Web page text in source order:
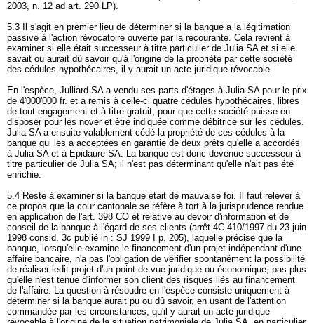
2003, n. 12 ad art. 290 LP).
5.3 Il s'agit en premier lieu de déterminer si la banque a la légitimation
passive à l'action révocatoire ouverte par la recourante. Cela revient à
examiner si elle était successeur à titre particulier de Julia SA et si elle
savait ou aurait dû savoir qu'à l'origine de la propriété par cette société
des cédules hypothécaires, il y aurait un acte juridique révocable.
En l'espèce, Julliard SA a vendu ses parts d'étages à Julia SA pour le prix
de 4'000'000 fr. et a remis à celle-ci quatre cédules hypothécaires, libres
de tout engagement et à titre gratuit, pour que cette société puisse en
disposer pour les nover et être indiquée comme débitrice sur les cédules.
Julia SA a ensuite valablement cédé la propriété de ces cédules à la
banque qui les a acceptées en garantie de deux prêts qu'elle a accordés
à Julia SA et à Epidaure SA. La banque est donc devenue successeur à
titre particulier de Julia SA; il n'est pas déterminant qu'elle n'ait pas été
enrichie.
5.4 Reste à examiner si la banque était de mauvaise foi. Il faut relever à
ce propos que la cour cantonale se réfère à tort à la jurisprudence rendue
en application de l'art. 398 CO et relative au devoir d'information et de
conseil de la banque à l'égard de ses clients (arrêt 4C.410/1997 du 23 juin
1998 consid. 3c publié in : SJ 1999 I p. 205), laquelle précise que la
banque, lorsqu'elle examine le financement d'un projet indépendant d'une
affaire bancaire, n'a pas l'obligation de vérifier spontanément la possibilité
de réaliser ledit projet d'un point de vue juridique ou économique, pas plus
qu'elle n'est tenue d'informer son client des risques liés au financement
de l'affaire. La question à résoudre en l'espèce consiste uniquement à
déterminer si la banque aurait pu ou dû savoir, en usant de l'attention
commandée par les circonstances, qu'il y aurait un acte juridique